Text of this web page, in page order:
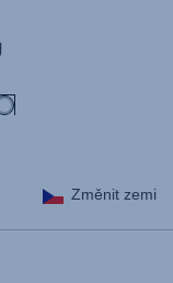
Změnit zemi